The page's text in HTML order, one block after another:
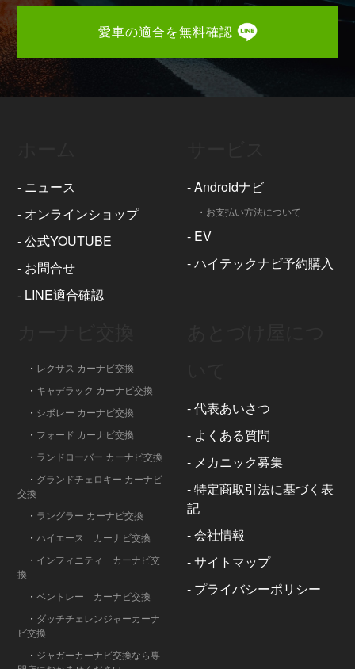
愛車の適合を無料確認
- ニュース
- オンラインショップ
-公式YOUTUBE
- お問合せ
- LINE適合確認
-Androidナビ
・ お支払い方法について
- EV
-ハイテックナビ予約購入
・ レクサス カーナビ交換
・ キャデラック カーナビ交換
・ シボレー カーナビ交換
・ フォード カーナビ交換
・ ランドローバー カーナビ交換
・ グランドチェロキー カーナビ
交換
・ ラングラー カーナビ交換
・ ハイエース カーナビ交換
・ インフィニティ カーナビ交
換
・ベントレー カーナビ交換
・ ダッチチェレンジャーカーナ
ビ交換
・ ジャガーカーナビ交換なら専
-代表あいさつ
- よくある質問
- メカニック募集
-特定商取引法に基づく表
記
-会社情報
-サイトマップ
- プライバシーポリシー